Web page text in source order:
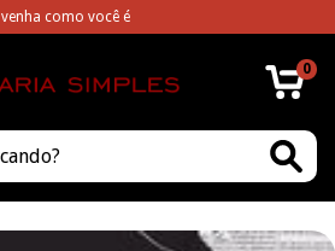
venha como você é
0